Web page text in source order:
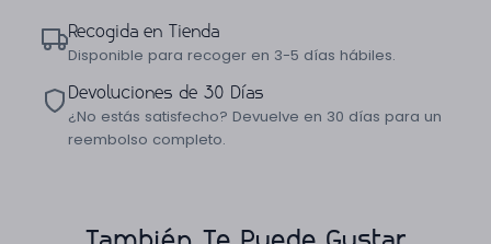
Recogida en Tienda
Disponible para recoger en 3-5 días hábiles.
Devoluciones de 30 Días
¿No estás satisfecho? Devuelve en 30 días para un
reembolso completo.